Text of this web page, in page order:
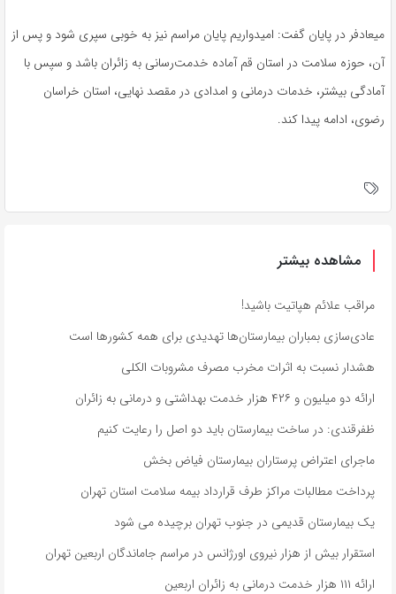
میعادفر در پایان گفت: امیدواریم پایان مراسم نیز به خوبی سپری شود و پس از
آن، حوزه سلامت در استان قم آماده خدمت‌رسانی به زائران باشد و سپس با
آمادگی بیشتر، خدمات درمانی و امدادی در مقصد نهایی، استان خراسان
رضوی، ادامه پیدا کند.
مشاهده بیشتر
مراقب علائم هپاتیت باشید!
عادی‌سازی بمباران بیمارستان‌ها تهدیدی برای همه کشورها است
هشدار نسبت به اثرات مخرب مصرف مشروبات الکلی
ارائه دو میلیون و ۴۲۶ هزار خدمت بهداشتی و درمانی به زائران
ظفرقندی: در ساخت بیمارستان باید دو اصل را رعایت کنیم
ماجرای اعتراض پرستاران بیمارستان فیاض بخش
پرداخت مطالبات مراکز طرف قرارداد بیمه سلامت استان تهران
یک بیمارستان قدیمی در جنوب تهران برچیده می شود
استقرار بیش از هزار نیروی اورژانس در مراسم جاماندگان اربعین تهران
ارائه ۱۱۱ هزار خدمت درمانی به زائران اربعین